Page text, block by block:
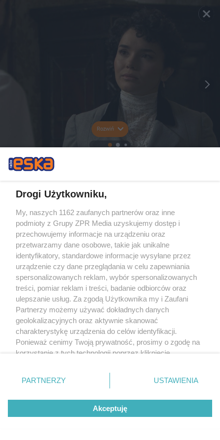
Rozwiń
Drogi Użytkowniku,
My, naszych 1162 zaufanych partnerów oraz inne
podmioty z Grupy ZPR Media uzyskujemy dostęp i
przechowujemy informacje na urządzeniu oraz
przetwarzamy dane osobowe, takie jak unikalne
identyfikatory, standardowe informacje wysyłane przez
urządzenie czy dane przeglądania w celu zapewniania
spersonalizowanych reklam, wybór spersonalizowanych
treści, pomiar reklam i treści, badanie odbiorców oraz
ulepszanie usług. Za zgodą Użytkownika my i Zaufani
Partnerzy możemy używać dokładnych danych
geolokalizacyjnych oraz aktywnie skanować
charakterystykę urządzenia do celów identyfikacji.
Ponieważ cenimy Twoją prywatność, prosimy o zgodę na
korzystanie z tych technologii poprzez kliknięcie
zmienić/wycofać klikając przycisk ustawień prywatności
znajdujący się w lewym dolnym rogu strony
rodzaje przetwarzania danych nie wymagają zgody
użytkownika, ale masz prawo sprzeciwić się takiemu
przetwarzaniu. Preferencje będą miały zastosowanie tylko
PARTNERZY USTAWIENIA
Akceptuję